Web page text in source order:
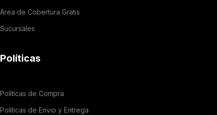
Área de Cobertura Gratis
Sucursales
Políticas
Políticas de Compra
Politicas de Envio y Entrega